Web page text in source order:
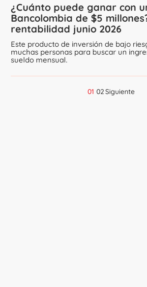
¿Cuánto puede ganar con
Bancolombia de $5
rentabilidad junio 2026
Este producto de inversión de bajo
muchas personas para buscar un
sueldo mensual.
01 02Siguiente